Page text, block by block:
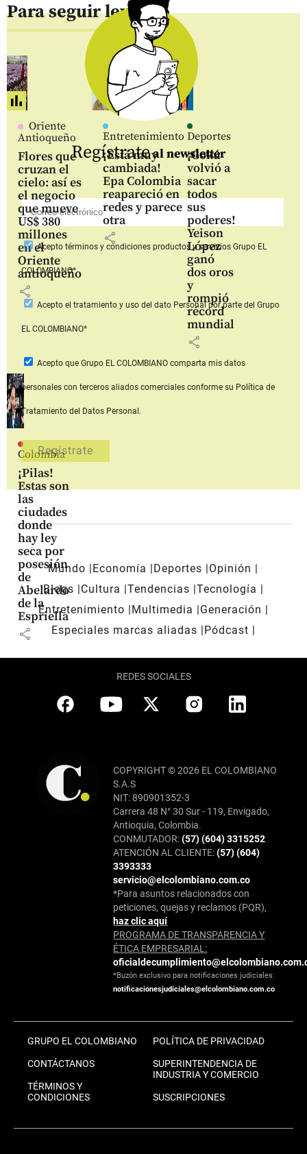
Para seguir leyendo
Oriente
Antioqueño
Flores que
cruzan el
cielo: así es
el negocio
que mueve
US$ 380
millones
en el
Oriente
antioqueño
share
Entretenimiento
¡Está muy
cambiada!
Epa Colombia
reapareció en
redes y parece
otra
share
Deportes
¡Gokú
volvió a
sacar
todos
sus
poderes!
Yeison
López
ganó
dos oros
y
rompió
récord
mundial
share
Colombia
¡Pilas!
Estas son
las
ciudades
donde
hay ley
seca por
posesión
de
Abelardo
de la
Espriella
share
Regístrateal newsletter
Aceptotérminos y condiciones productos y serviciosGrupo EL
COLOMBIANO*
Acepto el tratamiento y uso del dato Personalpor parte del Grupo
EL COLOMBIANO*
Acepto que Grupo EL COLOMBIANOcomparta mis datos
personales con terceros aliados comerciales conforme su Política de
Tratamiento del Datos Personal.
Mundo Economía Deportes
Opinión
Blogs
Cultura Tendencias Tecnología
Entretenimiento
Multimedia
Generación
Especiales marcas aliadas
Pódcast
REDES SOCIALES
COPYRIGHT © 2026 EL COLOMBIANO
S.A.S
NIT: 890901352-3
Carrera 48 N° 30 Sur - 119, Envigado,
Antioquia, Colombia.
CONMUTADOR:(57) (604) 3315252
ATENCIÓN AL CLIENTE:(57) (604)
3393333
servicio@elcolombiano.com.co
*Para asuntos relacionados con
peticiones, quejas y reclamos (PQR),
haz clic aquí
PROGRAMA DE TRANSPARENCIA Y
ÉTICA EMPRESARIAL:
*Buzón exclusivo para notificaciones judiciales:
notificacionesjudiciales@elcolombiano.com.co
GRUPO EL COLOMBIANO
CONTÁCTANOS
TÉRMINOS Y
CONDICIONES
POLÍTICA DE PRIVACIDAD
SUPERINTENDENCIA DE
INDUSTRIA Y COMERCIO
SUSCRIPCIONES